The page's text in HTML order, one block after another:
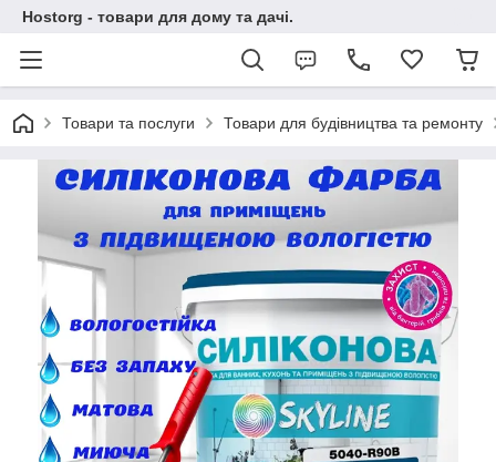
Hostorg - товари для дому та дачі.
Товари та послуги Товари для будівництва та ремонту